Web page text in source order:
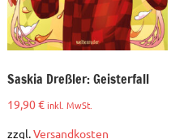
Saskia Dreßler: Geisterfall
19,90€ inkl. MwSt.
zzgl.Versandkosten